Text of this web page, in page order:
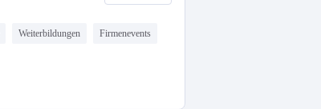
Weiterbildungen Firmenevents